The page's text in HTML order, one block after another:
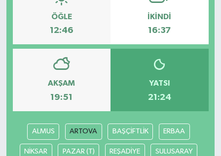
ÖĞLE
12:46
İKINDI
16:37
AKŞAM
19:51
YATSI
21:24
ALMUS ARTOVA BAŞÇİFTLİK ERBAA
NİKSAR PAZAR (T) REŞADİYE SULUSARAY